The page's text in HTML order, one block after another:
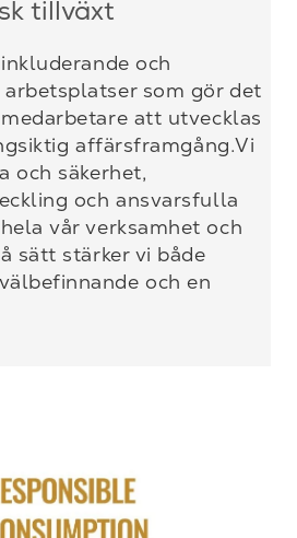
tillväxt
och
som gör det
att utvecklas
affärsframgång.Vi
och säkerhet,
och ansvarsfulla
vår verksamhet och
sätt stärker vi både
och en